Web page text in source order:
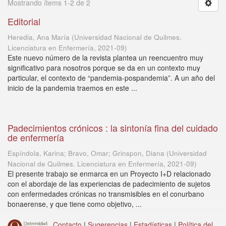
Mostrando ítems 1-2 de 2
Editorial
Heredia, Ana María (Universidad Nacional de Quilmes.
Licenciatura en Enfermería, 2021-09)
Este nuevo número de la revista plantea un reencuentro muy
significativo para nosotros porque se da en un contexto muy
particular, el contexto de “pandemia-pospandemia”. A un año del
inicio de la pandemia traemos en este ...
Padecimientos crónicos : la sintonía fina del cuidado
de enfermería
Espíndola, Karina; Bravo, Omar; Grinspon, Diana (Universidad
Nacional de Quilmes. Licenciatura en Enfermería, 2021-09)
El presente trabajo se enmarca en un Proyecto I+D relacionado
con el abordaje de las experiencias de padecimiento de sujetos
con enfermedades crónicas no transmisibles en el conurbano
bonaerense, y que tiene como objetivo, ...